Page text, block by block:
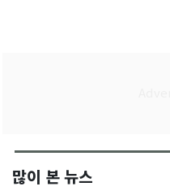
많이 본 뉴스